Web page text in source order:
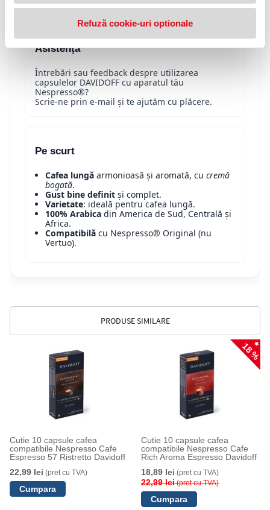
Refuză cookie-uri optionale
110–130 ml în ~40–45 sec. Ideală pentru
Asistență
Întrebări sau feedback despre utilizarea
capsulelor DAVIDOFF cu aparatul tău
Nespresso®?
Scrie-ne prin e-mail și te ajutăm cu plăcere.
Pe scurt
Cafea lungă armonioasă și aromată, cucremă
bogată.
Gust bine definit și complet.
Varietate: ideală pentru cafea lungă.
100% Arabica din America de Sud, Centrală și
Africa.
Compatibilă cu Nespresso® Original (nu
Vertuo).
PRODUSE SIMILARE
Cutie 10 capsule cafea
compatibile Nespresso Cafe
Espresso 57 Ristretto Davidoff
22,99 lei (pret cu TVA)
18 %
Cutie 10 capsule cafea
compatibile Nespresso Cafe
Rich Aroma Espresso Davidoff
18,89 lei (pret cu TVA)
22,99 lei(pret cu TVA)